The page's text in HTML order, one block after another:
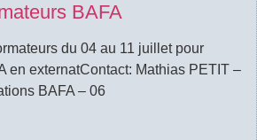
BAFA
du 04 au 11 juillet pour
en externatContact: Mathias PETIT –
BAFA – 06